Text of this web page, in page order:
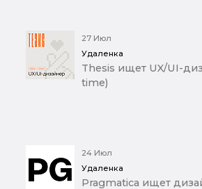
27 Июл
Удаленка
Thesis ищет UX/UI-
time)
24 Июл
Удаленка
Pragmatica ищет